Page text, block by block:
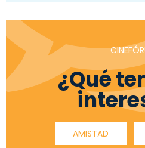
¿Qué
AMISTAD